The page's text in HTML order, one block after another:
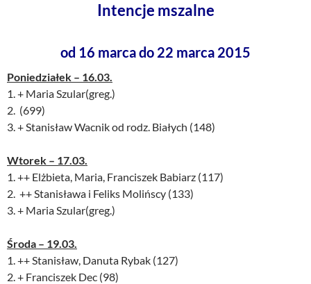
Intencje mszalne
od 16 marca do 22 marca 2015
Poniedziałek – 16.03.
1. + Maria Szular(greg.)
2. (699)
3. + Stanisław Wacnik od rodz. Białych (148)
Wtorek – 17.03.
1. ++ Elżbieta, Maria, Franciszek Babiarz (117)
2. ++ Stanisława i Feliks Molińscy (133)
3. + Maria Szular(greg.)
Środa – 19.03.
1. ++ Stanisław, Danuta Rybak (127)
2. + Franciszek Dec (98)